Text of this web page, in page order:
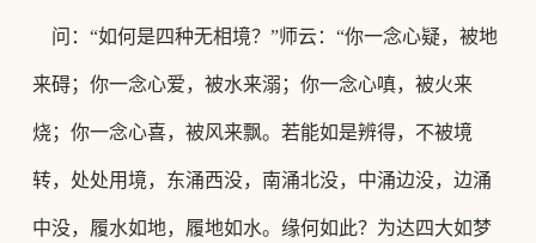
问： “如何是四种无相境？”师云：“你一念心疑，被地
来碍；你一念心爱，被水来溺；你一念心嗔，被火来
烧；你一念心喜，被风来飘。若能如是辨得，不被境
转，处处用境，东涌西没，南涌北没，中涌边没，边涌
中没，履水如地，履地如水。缘何如此？为达四大如梦